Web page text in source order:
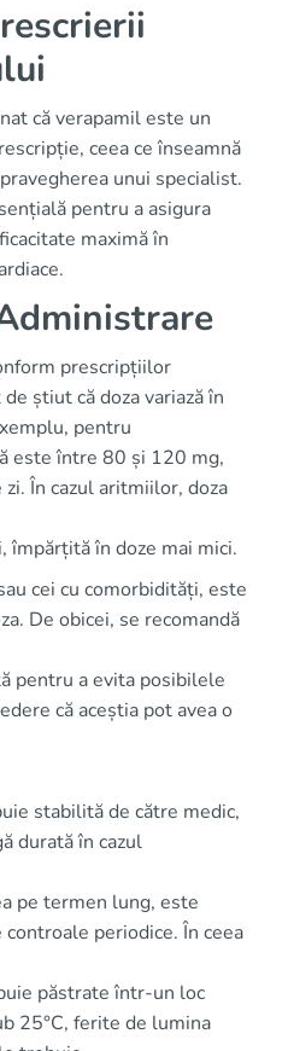
că verapamil este un
ceea ce înseamnă
unui specialist.
pentru a asigura
maximă în
prescripțiilor
știut că doza variază în
pentru
este între 80 și 120 mg,
În cazul aritmiilor, doza
împărțită în doze mai mici.
cei cu comorbidități, este
De obicei, se recomandă
pentru a evita posibilele
că aceștia pot avea o
stabilită de către medic,
durată în cazul
pe termen lung, este
periodice. În ceea
păstrate într-un loc
25°C, ferite de lumina